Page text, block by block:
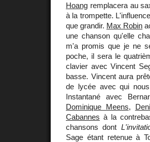
Hoang remplacera au
à la trompette.
que grandir. Max Robin
une chanson qu'elle
m'a promis que je ne
poche, il sera le
clavier avec Vincent
basse. Vincent aura
de lycée avec qui
Instantané avec
Dominique Meens,
Cabannes à la
chansons dont
Sage étant retenue à